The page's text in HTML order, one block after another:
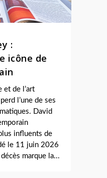
:
icône de
et de l’art
l’une de ses
David
influents de
le 11 juin 2026
marque la...